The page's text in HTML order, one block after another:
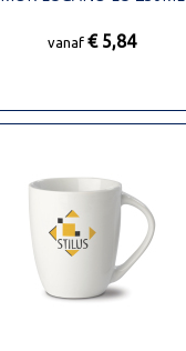
vanaf € 5,84